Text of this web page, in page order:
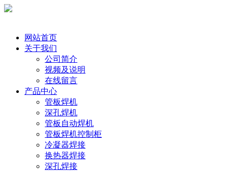
网站首页
关于我们
公司简介
视频及说明
在线留言
产品中心
管板焊机
深孔焊机
管板自动焊机
管板焊机控制柜
冷凝器焊接
换热器焊接
深孔焊接